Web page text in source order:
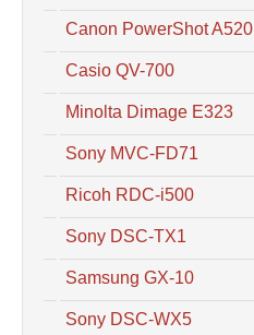
Canon PowerShot A520
Casio QV-700
Minolta Dimage E323
Sony MVC-FD71
Ricoh RDC-i500
Sony DSC-TX1
Samsung GX-10
Sony DSC-WX5